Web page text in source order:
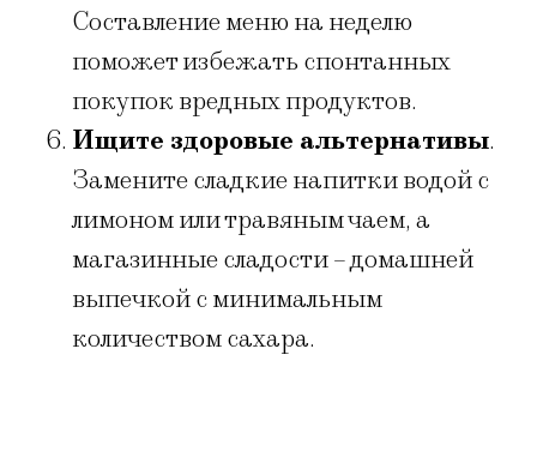
Составление меню на неделю
поможет избежать спонтанных
покупок вредных продуктов.
Ищите здоровые альтернативы.
Замените сладкие напитки водой с
лимоном или травяным чаем, а
магазинные сладости – домашней
выпечкой с минимальным
количеством сахара.